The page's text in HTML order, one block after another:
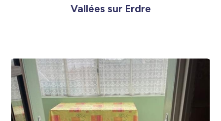
Vallées sur Erdre